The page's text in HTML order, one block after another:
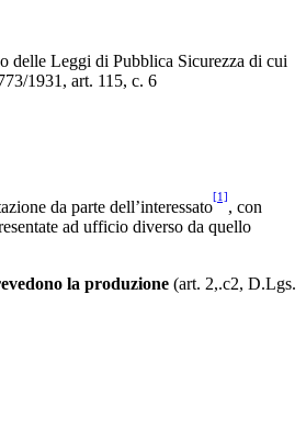
delle Leggi di Pubblica Sicurezza di cui
1931, art. 115, c. 6
da parte dell’interessato
[1]
, con
ad ufficio diverso da quello
la produzione (art. 2,.c2, D.Lgs.